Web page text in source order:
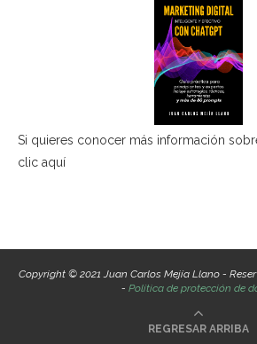
Si quieres conocer más información
clic aquí
Copyright © 2021 Juan Carlos Mejía Llano -
- Política de protección de
REGRESAR ARRIBA